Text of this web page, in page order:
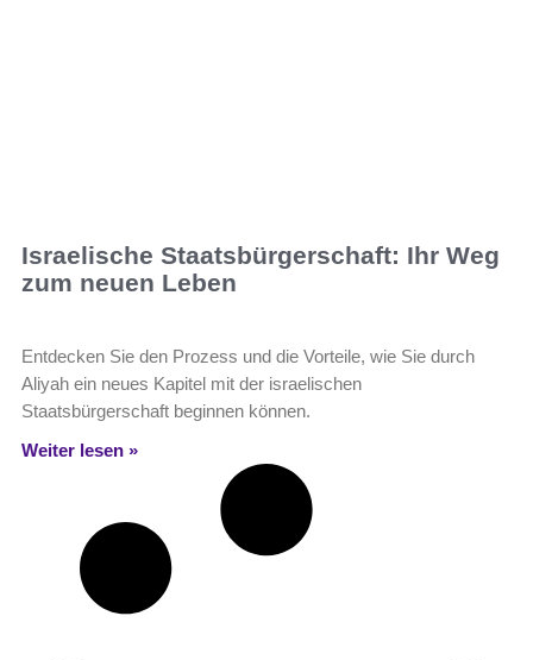
Israelische Staatsbürgerschaft: Ihr Weg
zum neuen Leben
Entdecken Sie den Prozess und die Vorteile, wie Sie durch
Aliyah ein neues Kapitel mit der israelischen
Staatsbürgerschaft beginnen können.
Weiter lesen »